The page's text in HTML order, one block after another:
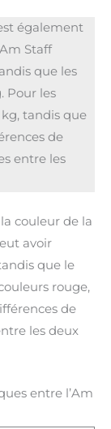
également
Staff
que les
Pour les
tandis que
de
entre les
couleur de la
avoir
que le
rouge,
de
les deux
entre l’Am